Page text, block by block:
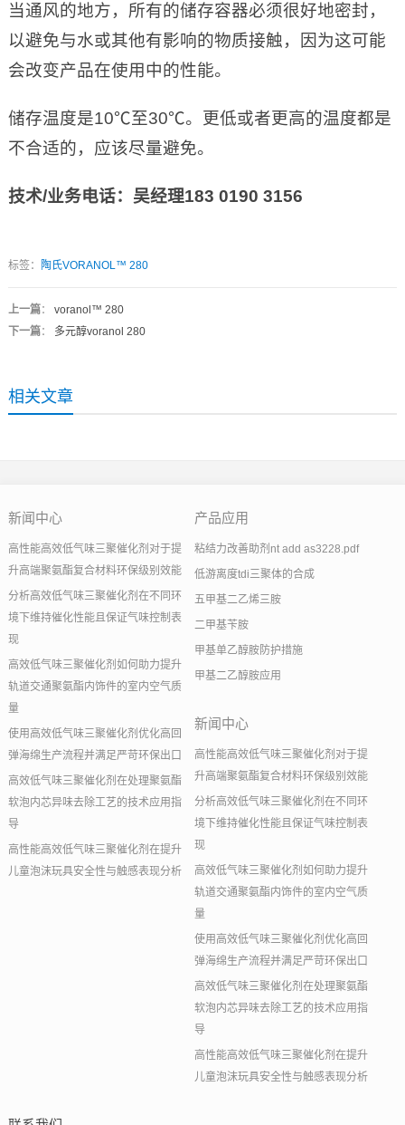
当通风的地方，所有的储存容器必须很好地密封，
以避免与水或其他有影响的物质接触，因为这可能
会改变产品在使用中的性能。
储存温度是10℃至30℃。更低或者更高的温度都是
不合适的，应该尽量避免。
技术/业务电话：吴经理183 0190 3156
标签： 陶氏VORANOL™ 280
上一篇： voranol™ 280
下一篇： 多元醇voranol 280
相关文章
新闻中心
高性能高效低气味三聚催化剂对于提
升高端聚氨酯复合材料环保级别效能
分析高效低气味三聚催化剂在不同环
境下维持催化性能且保证气味控制表
现
高效低气味三聚催化剂如何助力提升
轨道交通聚氨酯内饰件的室内空气质
量
使用高效低气味三聚催化剂优化高回
弹海绵生产流程并满足严苛环保出口
高效低气味三聚催化剂在处理聚氨酯
软泡内芯异味去除工艺的技术应用指
导
高性能高效低气味三聚催化剂在提升
儿童泡沫玩具安全性与触感表现分析
产品应用
粘结力改善助剂nt add as3228.pdf
低游离度tdi三聚体的合成
五甲基二乙烯三胺
二甲基苄胺
甲基单乙醇胺防护措施
甲基二乙醇胺应用
新闻中心
高性能高效低气味三聚催化剂对于提
升高端聚氨酯复合材料环保级别效能
分析高效低气味三聚催化剂在不同环
境下维持催化性能且保证气味控制表
现
高效低气味三聚催化剂如何助力提升
轨道交通聚氨酯内饰件的室内空气质
量
使用高效低气味三聚催化剂优化高回
弹海绵生产流程并满足严苛环保出口
高效低气味三聚催化剂在处理聚氨酯
软泡内芯异味去除工艺的技术应用指
导
高性能高效低气味三聚催化剂在提升
儿童泡沫玩具安全性与触感表现分析